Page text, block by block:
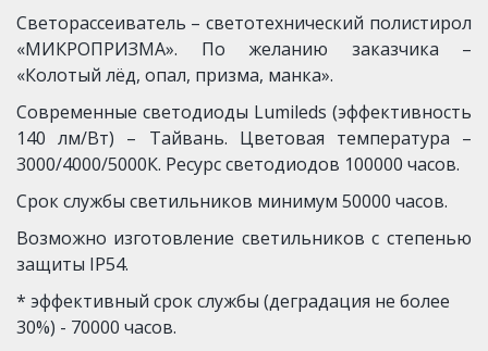
Светорассеиватель – светотехнический полистирол
«МИКРОПРИЗМА». По желанию заказчика –
«Колотый лёд, опал, призма, манка».
Современные светодиоды Lumileds (эффективность
140 лм/Вт) – Тайвань. Цветовая температура –
3000/4000/5000К. Ресурс светодиодов 100000 часов.
Срок службы светильников минимум 50000 часов.
Возможно изготовление светильников с степенью
защиты IP54.
* эффективный срок службы (деградация не более
30%) - 70000 часов.